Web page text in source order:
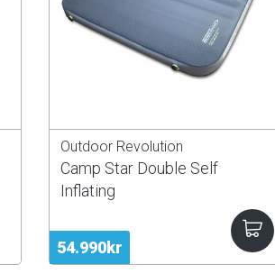
54.990kr
Outdoor Revolution
Camp Star Double Self
Inflating